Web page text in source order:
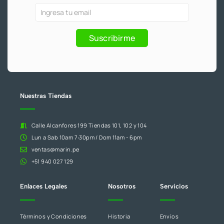
-
Ofertas
Promociones
blanco.
Suscribirme
Nuestras Tiendas
Calle Alcanfores 199 Tiendas 101, 102 y 104
Lun a Sab 10am 7:30pm / Dom 11am - 6pm
ventas@marin.pe
+51 940 027 129
Enlaces Legales
Términos y Condiciones
Nosotros
Historia
Servicios
Envíos